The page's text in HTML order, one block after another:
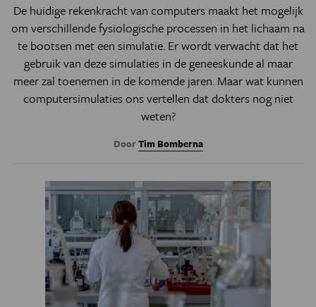
De huidige rekenkracht van computers maakt het mogelijk
om verschillende fysiologische processen in het lichaam na
te bootsen met een simulatie. Er wordt verwacht dat het
gebruik van deze simulaties in de geneeskunde al maar
meer zal toenemen in de komende jaren. Maar wat kunnen
computersimulaties ons vertellen dat dokters nog niet
weten?
DoorTim Bomberna